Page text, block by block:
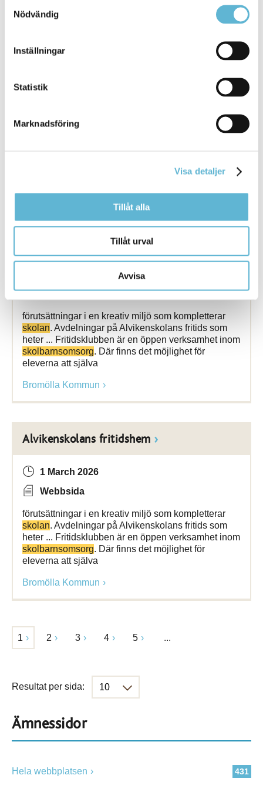
Nödvändig
Inställningar
Statistik
Marknadsföring
Visa detaljer
Tillåt alla
Tillåt urval
Avvisa
Alvikenskolan
som är en F-6
där ca 380 elever och 50 vuxna
arbetar tillsammans.
är uppdelad
Alvikenskolans fritidshem
Webbsida
förutsättningar i en kreativ miljö som kompletterar
skolan. Avdelningar på Alvikenskolans fritids som
heter ... Fritidsklubben är en öppen verksamhet inom
skolbarnsomsorg. Där finns det möjlighet för
eleverna att själva
Bromölla Kommun
Alvikenskolans fritidshem
1 March 2026
Webbsida
förutsättningar i en kreativ miljö som kompletterar
skolan. Avdelningar på Alvikenskolans fritids som
heter ... Fritidsklubben är en öppen verksamhet inom
skolbarnsomsorg. Där finns det möjlighet för
eleverna att själva
Bromölla Kommun
1 2 3 4 5 ...
Resultat per sida:
Ämnessidor
431
Hela webbplatsen